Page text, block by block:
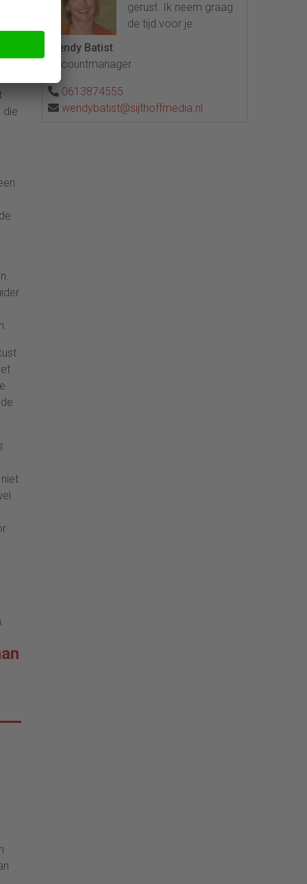
die
gerust. Ik neem graag
de tijd voor je.
Wendy Batist
Accountmanager
0613874555
wendybatist@sijthoffmedia.nl